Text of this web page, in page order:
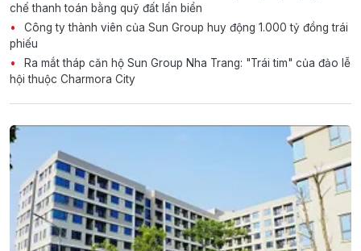
chế thanh toán bằng quỹ đất lấn biển
Công ty thành viên của Sun Group huy động 1.000 tỷ đồng trái
phiếu
Ra mắt tháp căn hộ Sun Group Nha Trang: "Trái tim" của đảo lễ
hội thuộc Charmora City